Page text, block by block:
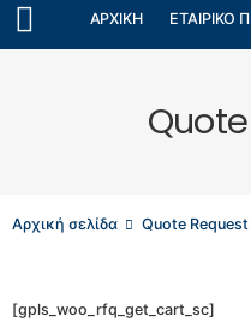
ΑΡΧΙΚΉ ΕΤΑΙΡΙΚΌ
Αρχική σελίδα Quote Request
[gpls_woo_rfq_get_cart_sc]